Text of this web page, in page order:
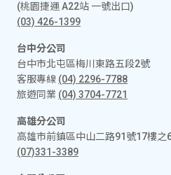
(桃園捷運 A22站 一號出口)
(03) 426-1399
台中分公司
台中市北屯區梅川東路五段2號
客服專線 (04) 2296-7788
旅遊同業 (04) 3704-7721
高雄分公司
高雄市前鎮區中山二路91號17樓之
(07)331-3389